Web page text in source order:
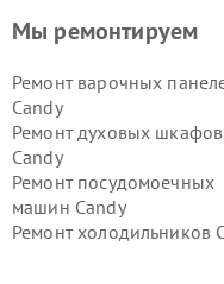
Мы ремонтируем
Ремонт варочных
Candy
Ремонт духовых шкафов
Candy
Ремонт посудомоечных
машин Candy
Ремонт холодильников